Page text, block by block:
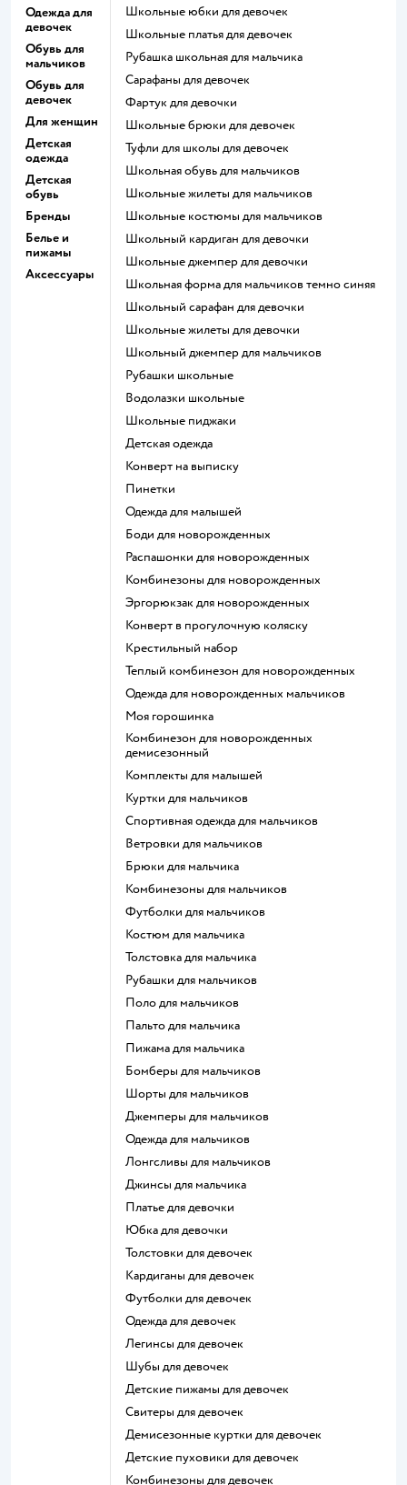
Одежда для
девочек
Обувь для
мальчиков
Обувь для
девочек
Для женщин
Детская
одежда
Детская
обувь
Бренды
Белье и
пижамы
Аксессуары
Школьные юбки для девочек
Школьные платья для девочек
Рубашка школьная для мальчика
Сарафаны для девочек
Фартук для девочки
Школьные брюки для девочек
Туфли для школы для девочек
Школьная обувь для мальчиков
Школьные жилеты для мальчиков
Школьные костюмы для мальчиков
Школьный кардиган для девочки
Школьные джемпер для девочки
Школьная форма для мальчиков темно синяя
Школьный сарафан для девочки
Школьные жилеты для девочки
Школьный джемпер для мальчиков
Рубашки школьные
Водолазки школьные
Школьные пиджаки
Детская одежда
Конверт на выписку
Пинетки
Одежда для малышей
Боди для новорожденных
Распашонки для новорожденных
Комбинезоны для новорожденных
Эргорюкзак для новорожденных
Конверт в прогулочную коляску
Крестильный набор
Теплый комбинезон для новорожденных
Одежда для новорожденных мальчиков
Моя горошинка
Комбинезон для новорожденных
демисезонный
Комплекты для малышей
Куртки для мальчиков
Спортивная одежда для мальчиков
Ветровки для мальчиков
Брюки для мальчика
Комбинезоны для мальчиков
Футболки для мальчиков
Костюм для мальчика
Толстовка для мальчика
Рубашки для мальчиков
Поло для мальчиков
Пальто для мальчика
Пижама для мальчика
Бомберы для мальчиков
Шорты для мальчиков
Джемперы для мальчиков
Одежда для мальчиков
Лонгсливы для мальчиков
Джинсы для мальчика
Платье для девочки
Юбка для девочки
Толстовки для девочек
Кардиганы для девочек
Футболки для девочек
Одежда для девочек
Легинсы для девочек
Шубы для девочек
Детские пижамы для девочек
Свитеры для девочек
Демисезонные куртки для девочек
Детские пуховики для девочек
Комбинезоны для девочек